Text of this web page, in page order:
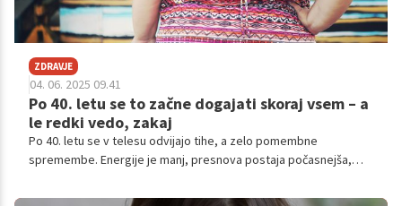
ZDRAVJE
04. 06. 2025 09.41
Po 40. letu se to začne dogajati skoraj vsem – a
le redki vedo, zakaj
Po 40. letu se v telesu odvijajo tihe, a zelo pomembne
spremembe. Energije je manj, presnova postaja počasnejša,
kljub enaki prehrani.